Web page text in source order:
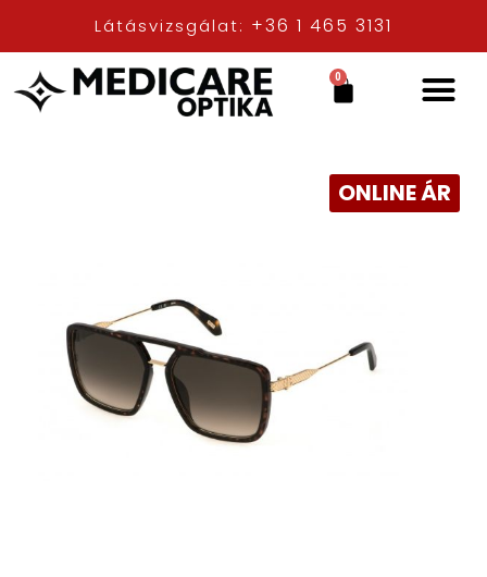
Látásvizsgálat: +36 1 465 3131
0
ONLINE ÁR